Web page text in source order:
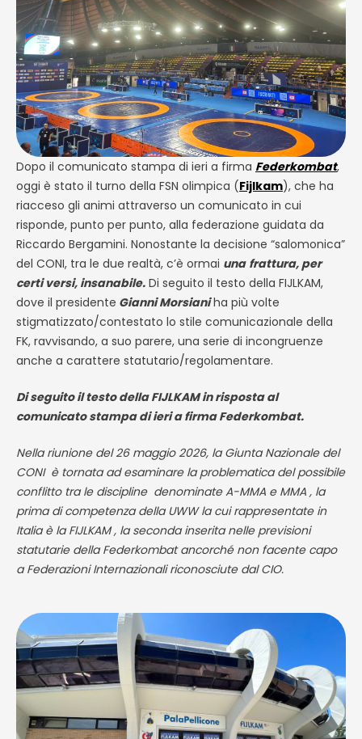
Dopo il comunicato stampa di ieri a firma Federkombat,
oggi è stato il turno della FSN olimpica (Fijlkam), che ha
riacceso gli animi attraverso un comunicato in cui
risponde, punto per punto, alla federazione guidata da
Riccardo Bergamini. Nonostante la decisione “salomonica”
del CONI, tra le due realtà, c’è ormai una frattura, per
certi versi, insanabile. Di seguito il testo della FIJLKAM,
dove il presidente Gianni Morsiani ha più volte
stigmatizzato/contestato lo stile comunicazionale della
FK, ravvisando, a suo parere, una serie di incongruenze
anche a carattere statutario/regolamentare.
Di seguito il testo della FIJLKAM in risposta al
comunicato stampa di ieri a firma Federkombat.
Nella riunione del 26 maggio 2026, la Giunta Nazionale del
CONI è tornata ad esaminare la problematica del possibile
conflitto tra le discipline denominate A-MMA e MMA , la
prima di competenza della UWW la cui rappresentate in
Italia è la FIJLKAM , la seconda inserita nelle previsioni
statutarie della Federkombat ancorché non facente capo
a Federazioni Internazionali riconosciute dal CIO.